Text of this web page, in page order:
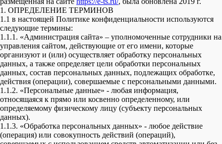
1. ОПРЕДЕЛЕНИЕ ТЕРМИНОВ
1.1 в настоящей Политике конфиденциальности используются
следующие термины:
1.1.1. «Администрация сайта» – уполномоченные сотрудники на
управления сайтом, действующие от его имени, которые
организуют и (или) осуществляет обработку персональных
данных, а также определяет цели обработки персональных
данных, состав персональных данных, подлежащих обработке,
действия (операции), совершаемые с персональными данными.
1.1.2. «Персональные данные» - любая информация,
относящаяся к прямо или косвенно определенному, или
определяемому физическому лицу (субъекту персональных
данных).
1.1.3. «Обработка персональных данных» - любое действие
(операция) или совокупность действий (операций),